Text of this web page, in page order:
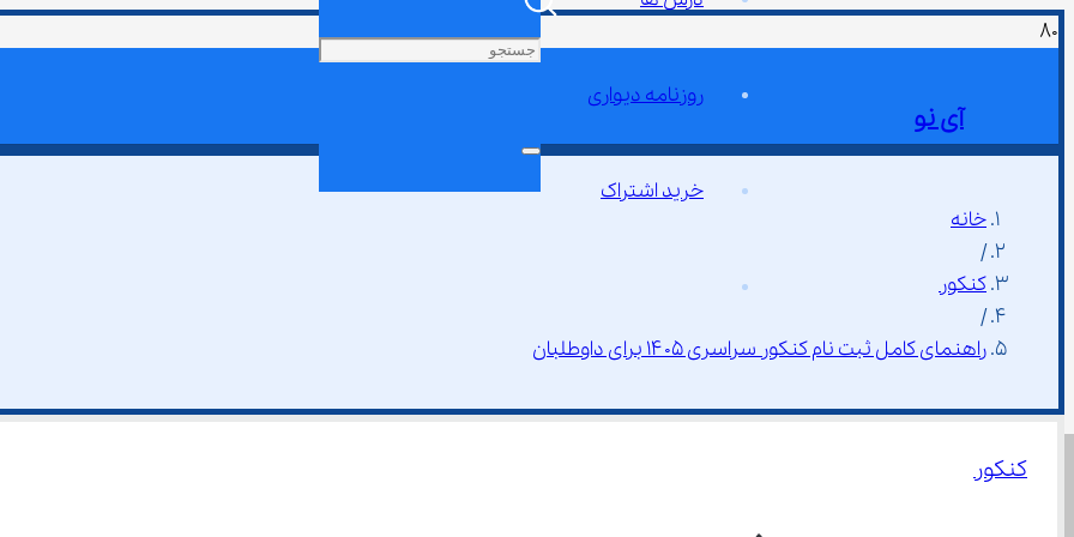
آی نو
روزنامه دیواری
خرید اشتراک
خانه
/
کنکور
/
راهنمای کامل ثبت نام کنکور سراسری ۱۴۰۵ برای داوطلبان
کنکور